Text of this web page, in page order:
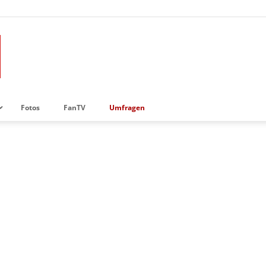
Fotos FanTV Umfragen